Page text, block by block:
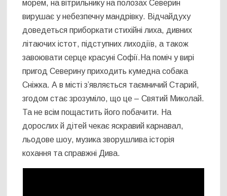
морем, на вітрильнику на полозах Северин
вирушає у небезпечну мандрівку. Відчайдуху
доведеться приборкати стихійні лиха, дивних
літаючих істот, підступних лиходіїв, а також
завоювати серце красуні Софії.На поміч у вирі
пригод Северину приходить кумедна собака
Сніжка. А в місті з’являється таємничий Старий,
згодом стає зрозуміло, що це – Святий Миколай.
Та не всім пощастить його побачити. На
дорослих й дітей чекає яскравий карнавал,
льодове шоу, музика зворушлива історія
кохання та справжні Дива.